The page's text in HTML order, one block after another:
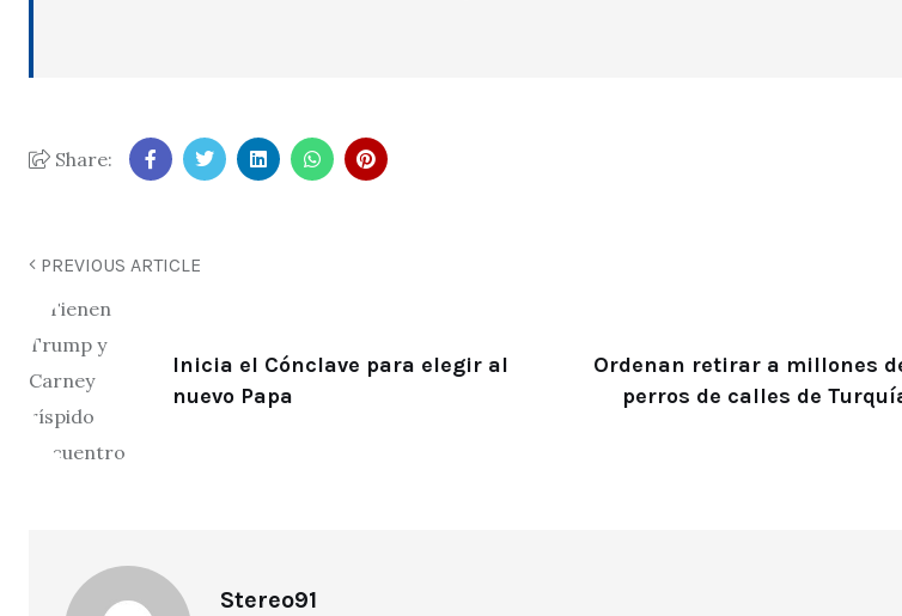
Share:
PREVIOUS ARTICLE
Inicia el Cónclave para elegir al
nuevo Papa
Ordenan retirar a millones
perros de calles de
Stereo91